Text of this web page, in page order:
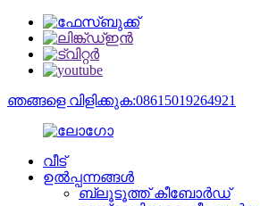
ഞങ്ങളെ വിളിക്കുക:08615019264921
വീട്
ഉൽപ്പന്നങ്ങൾ
ബ്ലൂടൂത്ത് കീബോർഡ്